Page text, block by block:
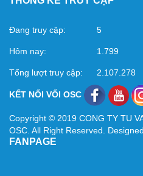
Đang truy cập: 5
Hôm nay: 1.799
Tổng lượt truy cập: 2.107.278
KẾT NỐI VỐI OSC
Copyright © 2019 CONG TY TU
OSC. All Right Reserved.
FANPAGE